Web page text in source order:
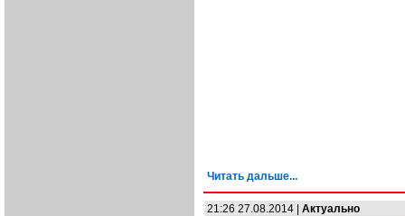
Читать дальше...
21:26 27.08.2014 | Актуально